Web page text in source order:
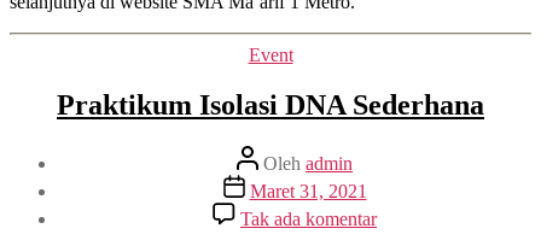
Kategori
Event
Praktikum Isolasi DNA Sederhana
Penulis
artikel
Oleh admin
Tanggal
artikel
Maret 31, 2021
Tak ada komentarpada
Praktikum